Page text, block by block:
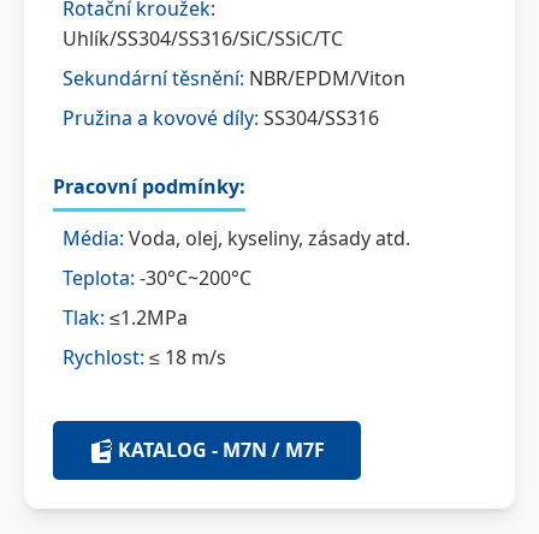
Rotační kroužek:
Uhlík/SS304/SS316/SiC/SSiC/TC
Sekundární těsnění: NBR/EPDM/Viton
Pružina a kovové díly: SS304/SS316
Pracovní podmínky:
Média: Voda, olej, kyseliny, zásady atd.
Teplota: -30°C~200°C
Tlak: ≤1.2MPa
Rychlost: ≤ 18 m/s
KATALOG - M7N / M7F